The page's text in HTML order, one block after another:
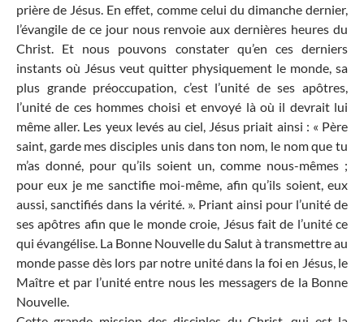
prière de Jésus. En effet, comme celui du dimanche dernier,
l’évangile de ce jour nous renvoie aux dernières heures du
Christ. Et nous pouvons constater qu’en ces derniers
instants où Jésus veut quitter physiquement le monde, sa
plus grande préoccupation, c’est l’unité de ses apôtres,
l’unité de ces hommes choisi et envoyé là où il devrait lui
même aller. Les yeux levés au ciel, Jésus priait ainsi : « Père
saint, garde mes disciples unis dans ton nom, le nom que tu
m’as donné, pour qu’ils soient un, comme nous-mêmes ;
pour eux je me sanctifie moi-même, afin qu’ils soient, eux
aussi, sanctifiés dans la vérité. ». Priant ainsi pour l’unité de
ses apôtres afin que le monde croie, Jésus fait de l’unité ce
qui évangélise. La Bonne Nouvelle du Salut à transmettre au
monde passe dès lors par notre unité dans la foi en Jésus, le
Maître et par l’unité entre nous les messagers de la Bonne
Nouvelle.